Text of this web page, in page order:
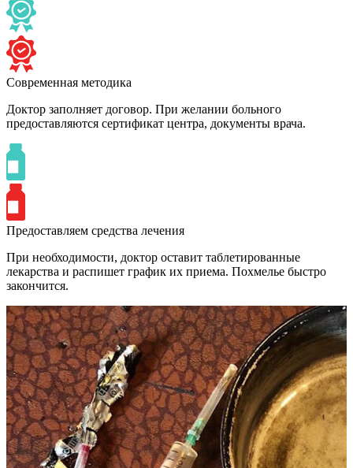
Современная методика
Доктор заполняет договор. При желании больного
предоставляются сертификат центра, документы врача.
Предоставляем средства лечения
При необходимости, доктор оставит таблетированные
лекарства и распишет график их приема. Похмелье быстро
закончится.